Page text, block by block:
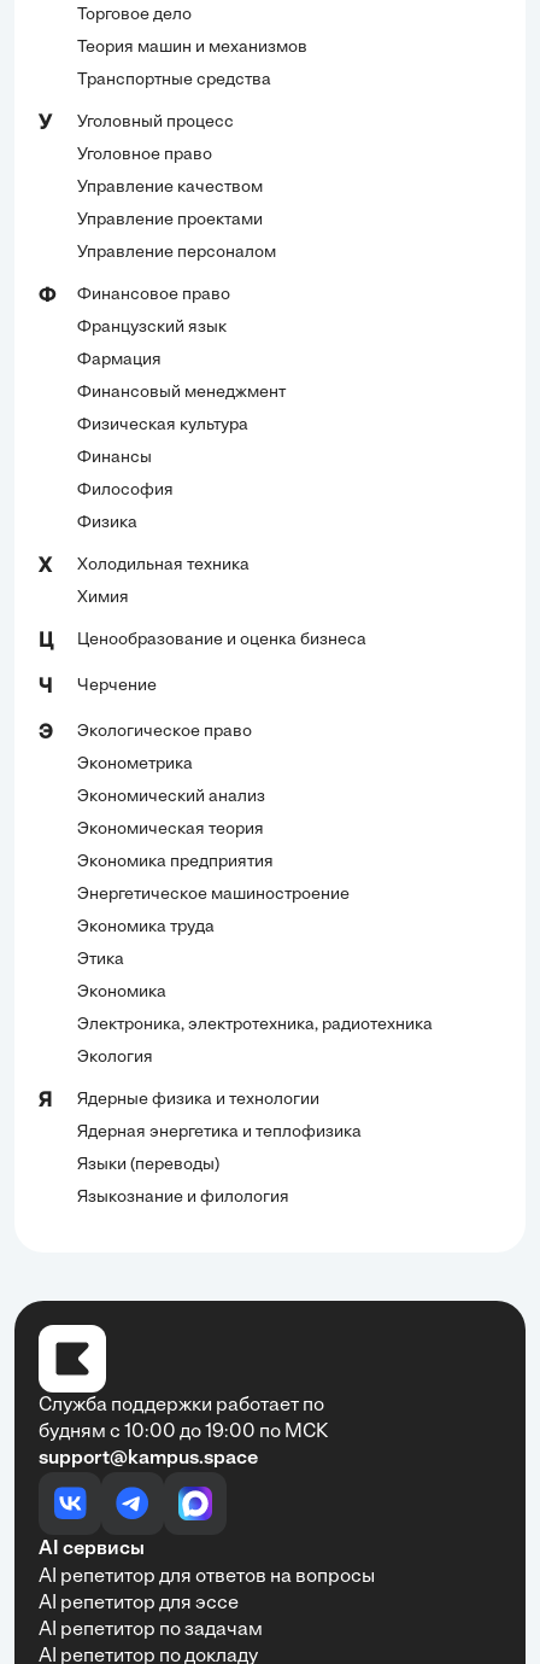
Торговое дело
Теория машин и механизмов
Транспортные средства
У
Уголовный процесс
Уголовное право
Управление качеством
Управление проектами
Управление персоналом
Ф
Финансовое право
Французский язык
Фармация
Финансовый менеджмент
Физическая культура
Финансы
Философия
Физика
Х
Холодильная техника
Химия
Ц Ценообразование и оценка бизнеса
Ч Черчение
Э
Экологическое право
Эконометрика
Экономический анализ
Экономическая теория
Экономика предприятия
Энергетическое машиностроение
Экономика труда
Этика
Экономика
Электроника, электротехника, радиотехника
Экология
Я
Ядерные физика и технологии
Ядерная энергетика и теплофизика
Языки (переводы)
Языкознание и филология
Служба поддержки работает по
будням с 10:00 до 19:00 по МСК
support@kampus.space
AI сервисы
AI репетитор для ответов на вопросы
AI репетитор для эссе
AI репетитор по задачам
AI репетитор по докладу